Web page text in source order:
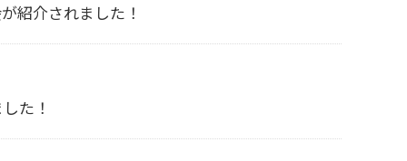
紹介されました！
た！